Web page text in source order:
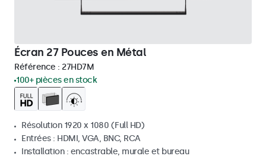
Écran 27 Pouces en Métal
Référence : 27HD7M
100+ pièces en stock
Résolution 1920 x 1080 (Full HD)
Entrées : HDMI, VGA, BNC, RCA
Installation : encastrable, murale et bureau